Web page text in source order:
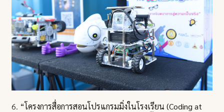
6. “โครงการสื่อการสอนโปรแกรมมิ่งในโรงเรียน (Coding at